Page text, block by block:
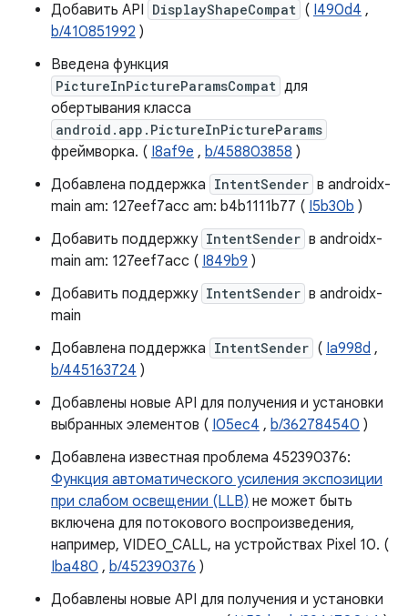
Добавить API DisplayShapeCompat ( I490d4 ,
b/410851992 )
Введена функция
PictureInPictureParamsCompat для
обертывания класса
android.app.PictureInPictureParams
фреймворка. ( I8af9e , b/458803858 )
Добавлена ​​поддержка IntentSender в androidx-
main am: 127eef7acc am: b4b1111b77 ( I5b30b )
Добавить поддержку IntentSender в androidx-
main am: 127eef7acc ( I849b9 )
Добавить поддержку IntentSender в androidx-
main
Добавлена ​​поддержка IntentSender ( Ia998d ,
b/445163724 )
Добавлены новые API для получения и установки
выбранных элементов ( I05ec4 , b/362784540 )
Добавлена ​​известная проблема 452390376:
Функция автоматического усиления экспозиции
при слабом освещении (LLB) не может быть
включена для потокового воспроизведения,
например, VIDEO_CALL, на устройствах Pixel 10. (
Iba480 , b/452390376 )
Добавлены новые API для получения и установки